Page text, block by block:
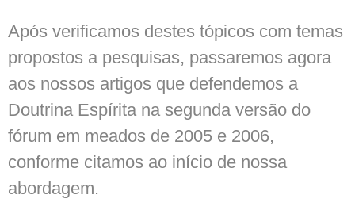
Após verificamos destes tópicos com temas
propostos a pesquisas, passaremos agora
aos nossos artigos que defendemos a
Doutrina Espírita na segunda versão do
fórum em meados de 2005 e 2006,
conforme citamos ao início de nossa
abordagem.